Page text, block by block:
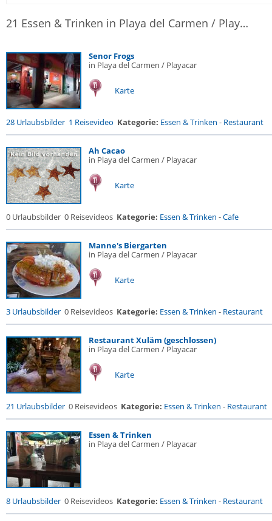
21 Essen & Trinken in Playa del Carmen / Playacar
Senor Frogs
in Playa del Carmen / Playacar
Karte
28 Urlaubsbilder 1 Reisevideo Kategorie: Essen & Trinken - Restaurant
Ah Cacao
in Playa del Carmen / Playacar
Karte
0 Urlaubsbilder 0 Reisevideos Kategorie: Essen & Trinken -Cafe
Manne's Biergarten
in Playa del Carmen / Playacar
Karte
3 Urlaubsbilder 0 Reisevideos Kategorie: Essen & Trinken - Restaurant
Restaurant Xuläm (geschlossen)
in Playa del Carmen / Playacar
Karte
21 Urlaubsbilder 0 Reisevideos Kategorie: Essen & Trinken - Restaurant
Essen & Trinken
in Playa del Carmen / Playacar
8 Urlaubsbilder 0 Reisevideos Kategorie: Essen & Trinken - Restaurant